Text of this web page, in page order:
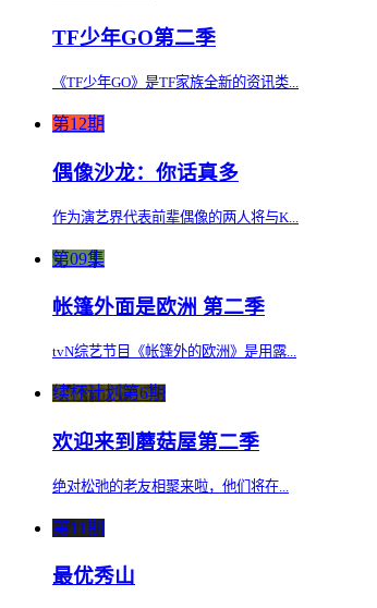
TF少年GO第二季
《TF少年GO》是TF家族全新的资讯类...
第12期
偶像沙龙：你话真多
作为演艺界代表前辈偶像的两人将与K...
第09集
帐篷外面是欧洲 第二季
tvN综艺节目《帐篷外的欧洲》是用露...
续杯计划第6期
欢迎来到蘑菇屋第二季
绝对松弛的老友相聚来啦，他们将在...
第11期
最优秀山